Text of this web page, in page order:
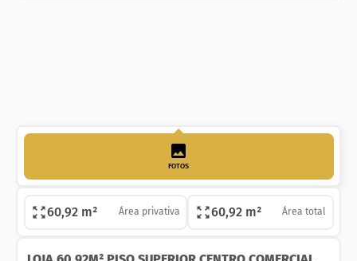
FOTOS
60,92 m² Área privativa 60,92 m² Área total